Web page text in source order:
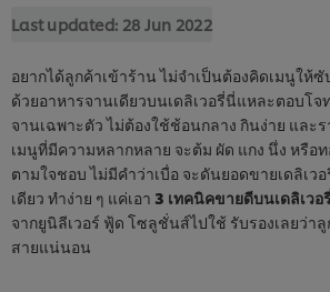
Last updated: 28 Jun 2022
อยากได้ลูกค้าเข้าร้าน ไม่จำเป็นต้องคิดเมนูให้
ด้วยอาหารจานเดียวบนเดลิเวอรี่นี่แหละตอบโจ
จานเฉพาะตัว ไม่ต้องใช้ช้อนกลาง กินง่าย และ
เมนูที่มีความหลากหลาย จะต้ม ผัด แกง นึ่ง หรือ
ตามใจชอบ ไม่มีคำว่าเบื่อ จะดันยอดขายเดลิเว
เดียว ทำง่าย ๆ แค่เอา 3 เทคนิคขายดีบนเดลิเวอ
จากยูนิลีเวอร์ ฟู้ด โซลูชั่นส์ไปใช้ รับรองเลยว่า
สายแน่นอน